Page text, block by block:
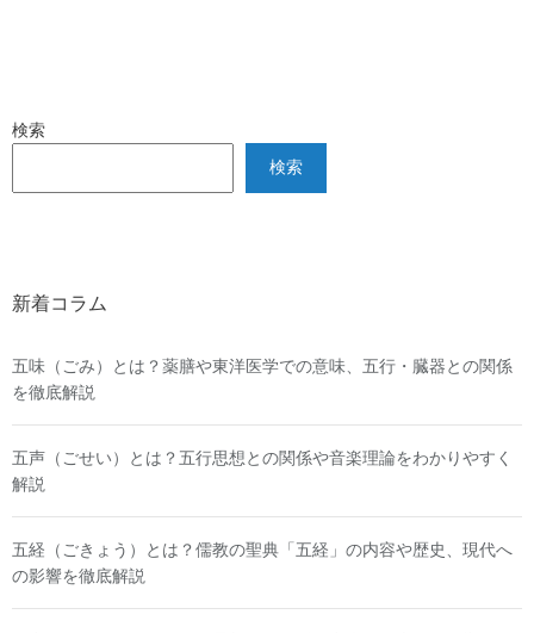
検索
検索
新着コラム
五味（ごみ）とは？薬膳や東洋医学での意味、五行・臓器との関係
を徹底解説
五声（ごせい）とは？五行思想との関係や音楽理論をわかりやすく
解説
五経（ごきょう）とは？儒教の聖典「五経」の内容や歴史、現代へ
の影響を徹底解説